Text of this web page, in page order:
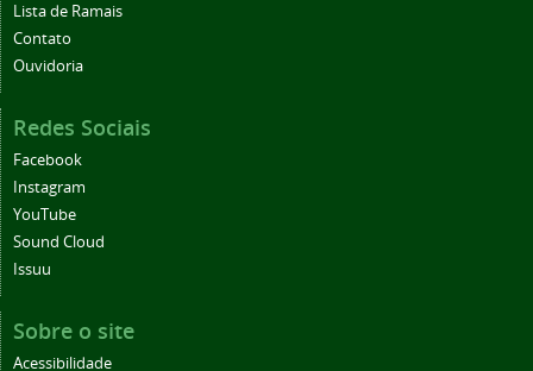
Lista de Ramais
Contato
Ouvidoria
Redes Sociais
Facebook
Instagram
YouTube
Sound Cloud
Issuu
Sobre o site
Acessibilidade